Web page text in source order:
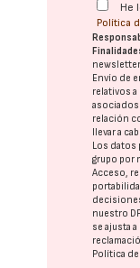
He
Política
Envío de
relativos
relación
llevar a
Los datos
grupo por
Acceso,
nuestro
se ajusta
Política